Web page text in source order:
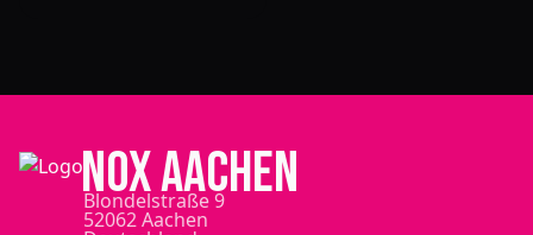
NOX Aachen
Blondelstraße 9
52062 Aachen